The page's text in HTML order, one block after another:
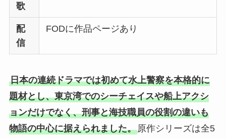
歌
配
信
FODに作品ページあり
日本の連続ドラマでは初めて水上警察を本格的に
題材とし、東京湾でのシーチェイスや船上アクシ
ョンだけでなく、刑事と海技職員の役割の違いも
物語の中心に据えられました。原作シリーズは全5